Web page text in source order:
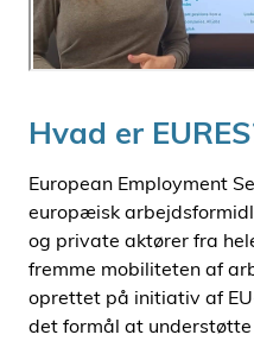
Hvad er
European Employment
europæisk
og private aktører fra
fremme mobiliteten af
oprettet på initiativ af
det formål at